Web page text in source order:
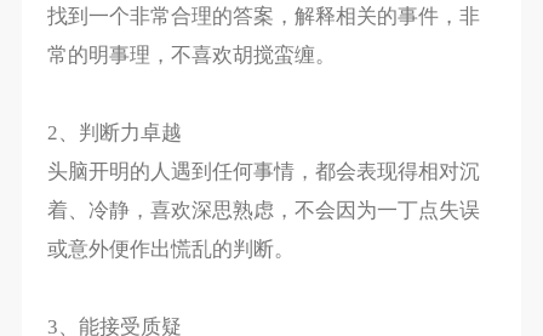
找到一个非常合理的答案，解释相关的事件，非
常的明事理，不喜欢胡搅蛮缠。
2、判断力卓越
头脑开明的人遇到任何事情，都会表现得相对沉
着、冷静，喜欢深思熟虑，不会因为一丁点失误
或意外便作出慌乱的判断。
3、能接受质疑